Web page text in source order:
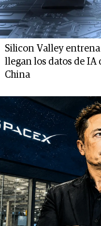
Silicon Valley
llegan los datos de IA
China